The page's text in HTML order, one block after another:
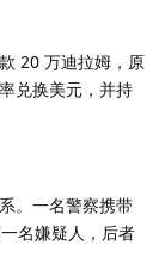
20 万迪拉姆，原
兑换美元，并持
。一名警察携带
名嫌疑人，后者